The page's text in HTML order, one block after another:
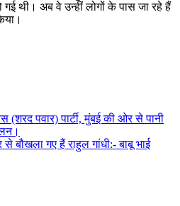
थी। अब वे उन्हीं लोगों के पास जा रहे हैं
(शरद पवार) पार्टी, मुंबई की ओर से पानी
से बौखला गए हैं राहुल गांधी:- बाबू भाई